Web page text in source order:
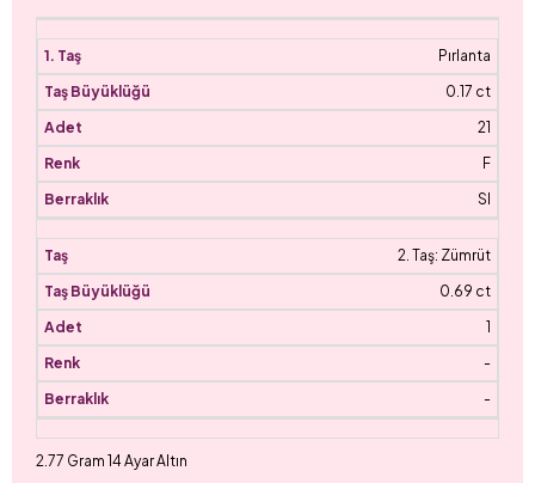
Pırlanta
0.17 ct
21
F
SI
2. Taş: Zümrüt
0.69 ct
1
-
-
2.77 Gram 14 Ayar Altın